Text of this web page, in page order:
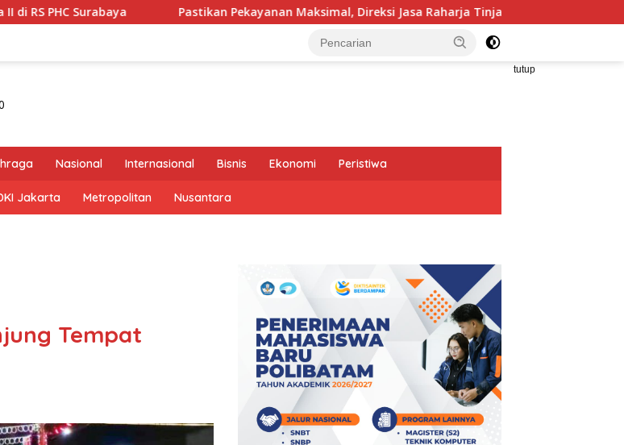
Pastikan Pekayanan Maksimal, Direksi Jasa Raharja Tinjau Korban Kebakaran KM Mutiara Sentosa II
tutup
Nasional Internasional Bisnis Ekonomi Peristiwa
Jakarta Metropolitan Nusantara
Tempat